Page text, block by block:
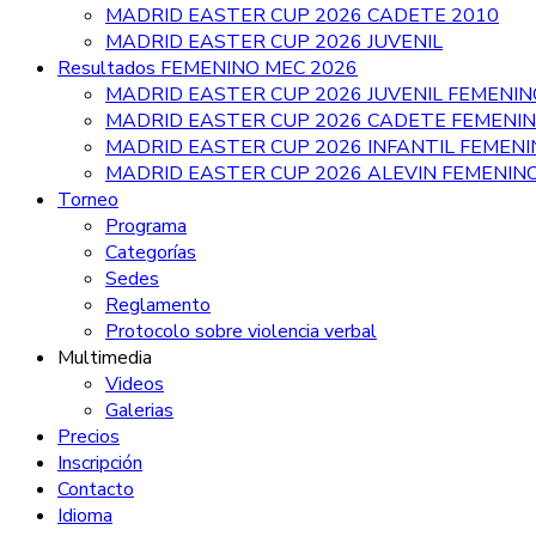
MADRID EASTER CUP 2026 CADETE 2010
MADRID EASTER CUP 2026 JUVENIL
Resultados FEMENINO MEC 2026
MADRID EASTER CUP 2026 JUVENIL
MADRID EASTER CUP 2026 CADETE
MADRID EASTER CUP 2026 INFANTIL
MADRID EASTER CUP 2026 ALEVIN
Torneo
Programa
Categorías
Sedes
Reglamento
Protocolo sobre violencia verbal
Multimedia
Videos
Galerias
Precios
Inscripción
Contacto
Idioma